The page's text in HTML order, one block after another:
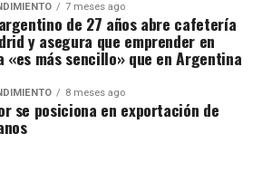
7 meses ago
de 27 años abre cafetería
y asegura que emprender en
«es más sencillo» que en Argentina
8 meses ago
se posiciona en exportación de